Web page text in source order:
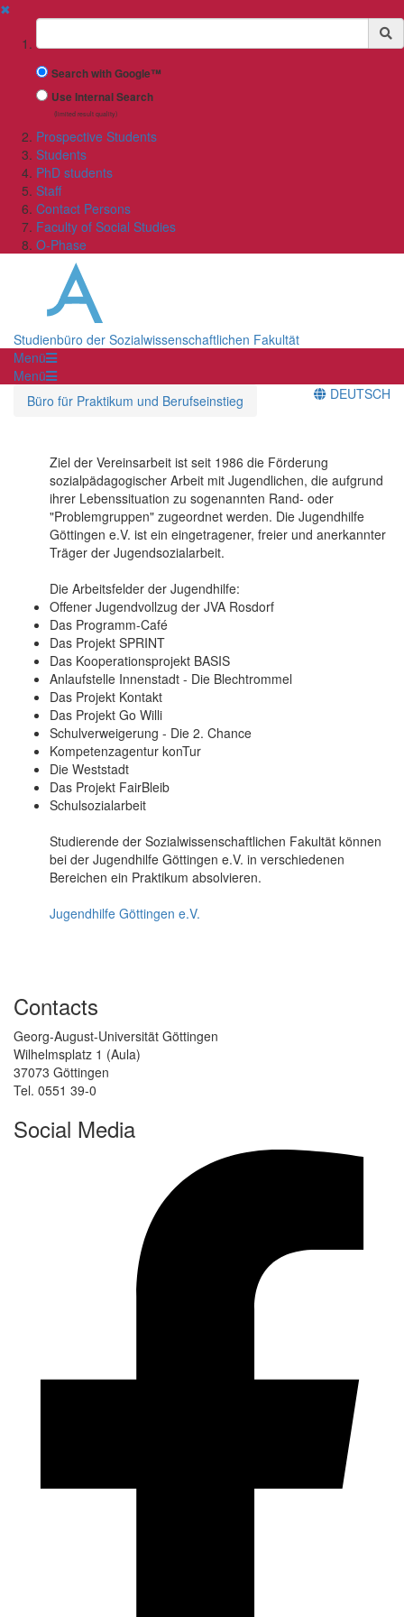
✖
Suchbegriff
Search with Google™
Use Internal Search
(limited result quality)
Prospective Students
Students
PhD students
Staff
Contact Persons
Faculty of Social Studies
O-Phase
Studienbüro der Sozialwissenschaftlichen Fakultät
Menü
Menü
Büro für Praktikum und Berufseinstieg
DEUTSCH
Ziel der Vereinsarbeit ist seit 1986 die Förderung
sozialpädagogischer Arbeit mit Jugendlichen, die aufgrund
ihrer Lebenssituation zu sogenannten Rand- oder
"Problemgruppen" zugeordnet werden. Die Jugendhilfe
Göttingen e.V. ist ein eingetragener, freier und anerkannter
Träger der Jugendsozialarbeit.
Die Arbeitsfelder der Jugendhilfe:
Offener Jugendvollzug der JVA Rosdorf
Das Programm-Café
Das Projekt SPRINT
Das Kooperationsprojekt BASIS
Anlaufstelle Innenstadt - Die Blechtrommel
Das Projekt Kontakt
Das Projekt Go Willi
Schulverweigerung - Die 2. Chance
Kompetenzagentur konTur
Die Weststadt
Das Projekt FairBleib
Schulsozialarbeit
Studierende der Sozialwissenschaftlichen Fakultät können
bei der Jugendhilfe Göttingen e.V. in verschiedenen
Bereichen ein Praktikum absolvieren.
Jugendhilfe Göttingen e.V.
Contacts
Georg-August-Universität Göttingen
Wilhelmsplatz 1 (Aula)
37073 Göttingen
Tel. 0551 39-0
Social Media